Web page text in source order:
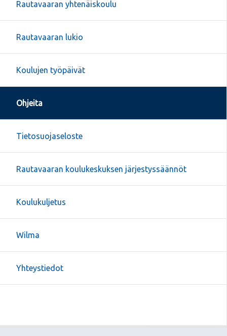
Rautavaaran yhtenäiskoulu
Rautavaaran lukio
Koulujen työpäivät
Ohjeita
Tietosuojaseloste
Rautavaaran koulukeskuksen järjestyssäännöt
Koulukuljetus
Wilma
Yhteystiedot